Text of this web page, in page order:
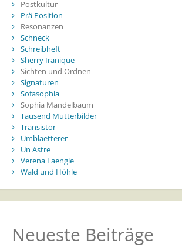
Postkultur
Prä Position
Resonanzen
Schneck
Schreibheft
Sherry Iranique
Sichten und Ordnen
Signaturen
Sofasophia
Sophia Mandelbaum
Tausend Mutterbilder
Transistor
Umblaetterer
Un Astre
Verena Laengle
Wald und Höhle
Neueste Beiträge